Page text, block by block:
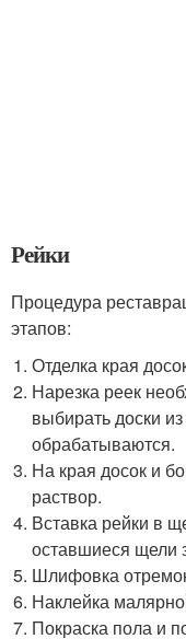
Рейки
Процедура
этапов:
Отделка края
Нарезка реек
выбирать доски
обрабатываются.
На края досок и
раствор.
Вставка рейки в
оставшиеся щели
Шлифовка
Наклейка
Покраска пола и